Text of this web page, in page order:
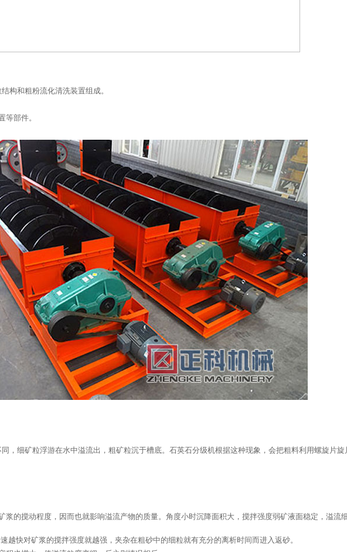
构和粗粉流化清洗装置组成。
等部件。
，细矿粒浮游在水中溢流出，粗矿粒沉于槽底。石英石分级机根据这种现象，会把粗料利用螺旋片
的搅动程度，因而也就影响溢流产物的质量。角度小时沉降面积大，搅拌强度弱矿液面稳定，溢流
快对矿浆的搅拌强度就越强，夹杂在粗砂中的细粒就有充分的离析时间而进入返砂。